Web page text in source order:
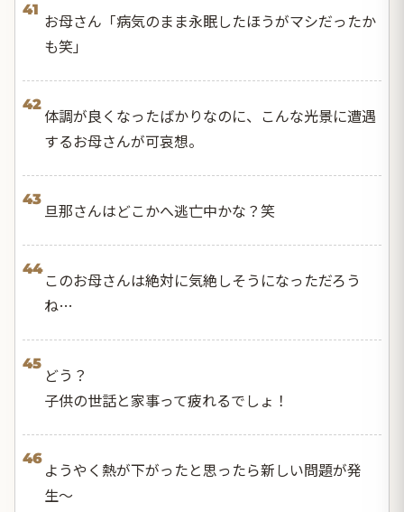
41
お母さん「病気のまま永眠したほうがマシだったか
も笑」
42
体調が良くなったばかりなのに、こんな光景に遭遇
するお母さんが可哀想。
43
旦那さんはどこかへ逃亡中かな？笑
44
このお母さんは絶対に気絶しそうになっただろう
ね…
45
どう？
子供の世話と家事って疲れるでしょ！
46
ようやく熱が下がったと思ったら新しい問題が発
生〜